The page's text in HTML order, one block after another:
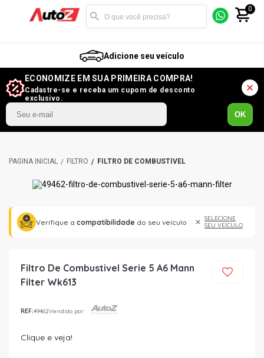
0
Adicione seu veículo
ECONOMIZE EM SUA PRIMEIRA COMPRA!
Cadastre-se e receba um cupom de desconto
exclusivo.
OK
FILTRO FILTRO DE COMBUSTÍVEL
Verifique a compatibilidade do seu veículo
SELECIONE
SEU VEÍCULO
Filtro De Combustivel Serie 5 A6 Mann
Filter Wk613
REF:49462Vendido por:
Clique e veja!